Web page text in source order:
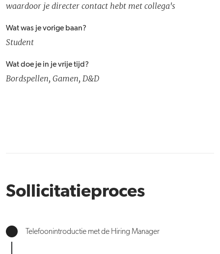
waardoor je directer contact hebt met collega's
Wat was je vorige baan?
Student
Wat doe je in je vrije tijd?
Bordspellen, Gamen, D&D
Sollicitatieproces
Telefoonintroductie met de Hiring Manager